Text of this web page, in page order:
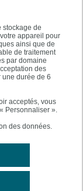
stockage de
appareil pour
ainsi que de
de traitement
par domaine
des
une durée de 6
acceptés, vous
Personnaliser ».
des données.